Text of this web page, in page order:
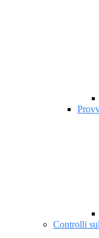
Controlli